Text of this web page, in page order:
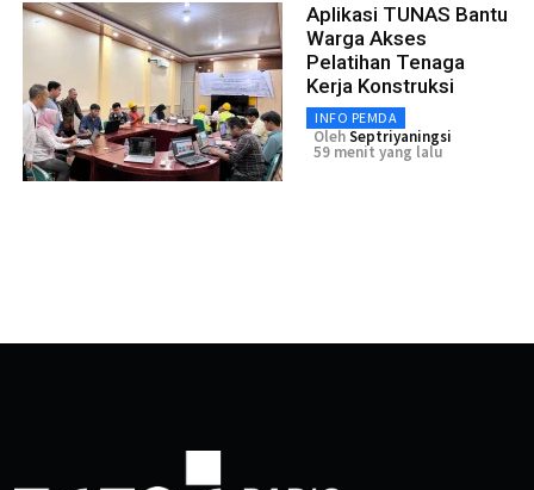
Aplikasi TUNAS Bantu
Warga Akses
Pelatihan Tenaga
Kerja Konstruksi
INFO PEMDA
OlehSeptriyaningsi
59 menit yang lalu